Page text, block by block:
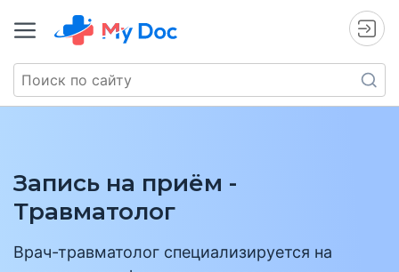
Запись на приём -
Травматолог
Врач-травматолог специализируется на